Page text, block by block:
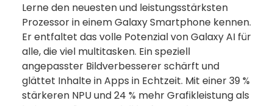
Lerne den neuesten und leistungsstärksten
Prozessor in einem Galaxy Smartphone kennen.
Er entfaltet das volle Potenzial von Galaxy AI für
alle, die viel multitasken. Ein speziell
angepasster Bildverbesserer schärft und
glättet Inhalte in Apps in Echtzeit. Mit einer 39 %
stärkeren NPU und 24 % mehr Grafikleistung als